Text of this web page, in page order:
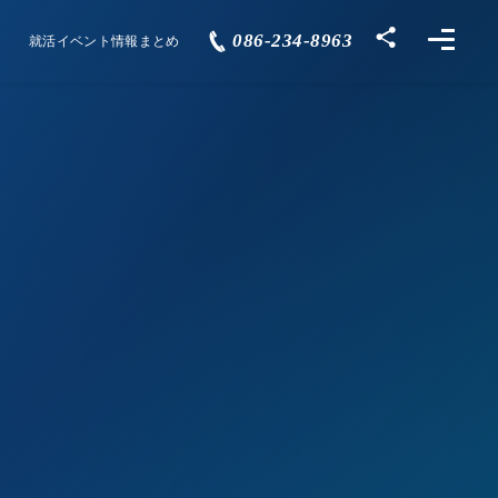
就活イベント情報まとめ
Events 086-234-8963